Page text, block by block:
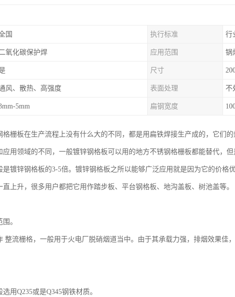
国 执行标准 行
氧化碳保护焊 应用范围 锅
尺寸
风、散热、高强度 表面处理 不
5mm 扁钢宽度
格栅板在生产流程上没有什么大的不同，都是用扁铁焊接生产成的，它们
应用领域的不同，一般镀锌钢格板可以用的地方不锈钢格栅板都能替代，
是镀锌钢格板的3-5倍。镀锌钢格板之所以能够广泛应用就是因为它的价格
直上升，很多用户都把它用作踏步板、平台钢格板、地沟盖板、树池盖等。
。
流栅格，一般用于火电厂脱硝烟道当中。由于其承载力强，排烟效果佳
用Q235或是Q345钢铁材质。